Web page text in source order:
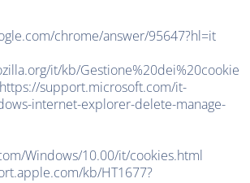
chrome/answer/95647?hl=it
it/kb/Gestione%20dei%20cookie
https://support.microsoft.com/it-
internet-explorer-delete-manage-
Windows/10.00/it/cookies.html
kb/HT1677?